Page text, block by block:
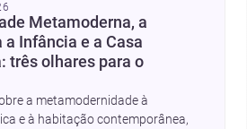
Metamoderna, a
Infância e a Casa
três olhares para o
a metamodernidade à
e à habitação contemporânea,